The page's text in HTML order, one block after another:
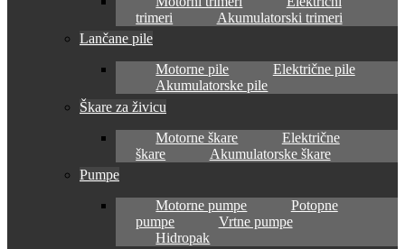
trimeri
Akumulatorski trimeri
Lančane pile
Motorne pile
Električne pile
Akumulatorske pile
Škare za živicu
Motorne škare
Električne
škare
Akumulatorske škare
Pumpe
Motorne pumpe
Potopne
pumpe
Vrtne pumpe
Hidropak